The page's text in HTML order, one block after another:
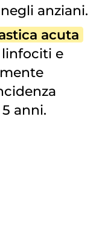
anziani.
acuta
e
anni.